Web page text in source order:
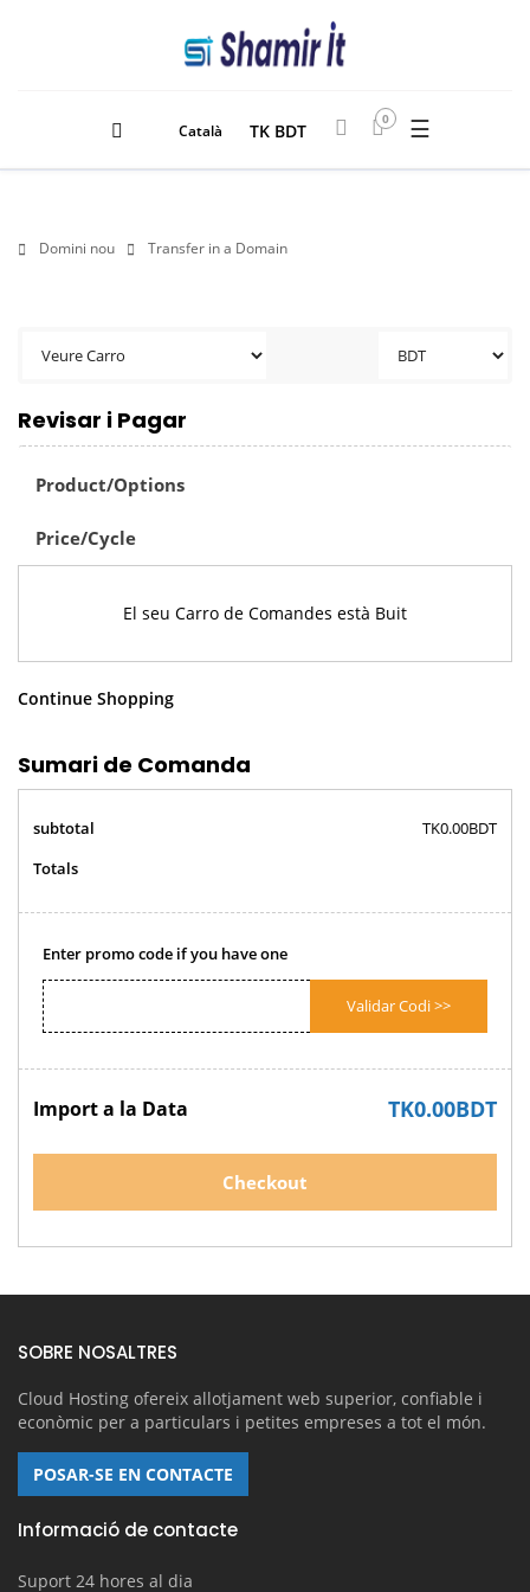
Català TK BDT
0 ☰
Domini nou Transfer in a Domain
Revisar i Pagar
Product/Options
Price/Cycle
El seu Carro de Comandes està Buit
Continue Shopping
Sumari de Comanda
subtotal
TK0.00BDT
Totals
Enter promo code if you have one
Validar Codi >>
TK0.00BDT
Import a la Data
Checkout
SOBRE NOSALTRES
Cloud Hosting ofereix allotjament web superior, confiable i
econòmic per a particulars i petites empreses a tot el món.
POSAR-SE EN CONTACTE
Informació de contacte
Suport 24 hores al dia